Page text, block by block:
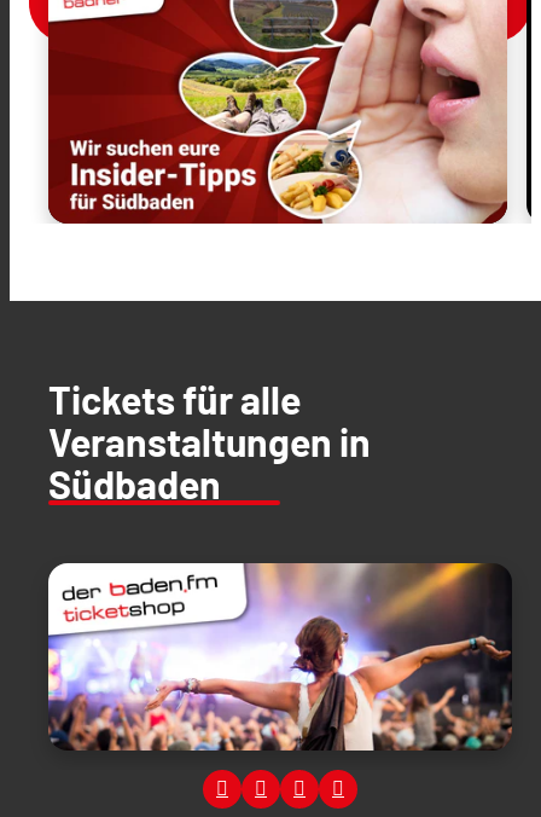
Tickets für alle
Veranstaltungen in
Südbaden